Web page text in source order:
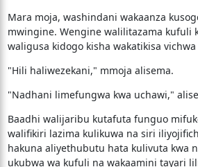
Mara moja, washindani wakaanza
mwingine. Wengine walilitazama kufuli
waligusa kidogo kisha wakatikisa vichwa
"Hili haliwezekani," mmoja alisema.
"Nadhani limefungwa kwa uchawi,"
Baadhi walijaribu kutafuta funguo
walifikiri lazima kulikuwa na siri
hakuna aliyethubutu hata kulivuta kwa
ukubwa wa kufuli na wakaamini tayari